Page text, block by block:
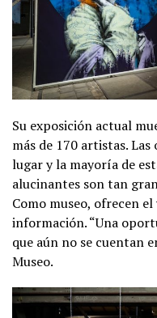
Su exposición actual
más de 170 artistas.
lugar y la mayoría de
alucinantes son tan
Como museo, ofrecen
información. “Una
que aún no se cuentan
Museo.